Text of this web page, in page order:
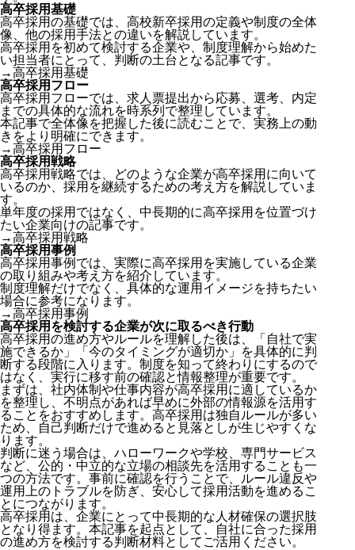
高卒採用基礎
高卒採用の基礎では、高校新卒採用の定義や制度の全体
像、他の採用手法との違いを解説しています。
高卒採用を初めて検討する企業や、制度理解から始めた
い担当者にとって、判断の土台となる記事です。
→高卒採用基礎
高卒採用フロー
高卒採用フローでは、求人票提出から応募、選考、内定
までの具体的な流れを時系列で整理しています。
本記事で全体像を把握した後に読むことで、実務上の動
きをより明確にできます。
→高卒採用フロー
高卒採用戦略
高卒採用戦略では、どのような企業が高卒採用に向いて
いるのか、採用を継続するための考え方を解説していま
す。
単年度の採用ではなく、中長期的に高卒採用を位置づけ
たい企業向けの記事です。
→高卒採用戦略
高卒採用事例
高卒採用事例では、実際に高卒採用を実施している企業
の取り組みや考え方を紹介しています。
制度理解だけでなく、具体的な運用イメージを持ちたい
場合に参考になります。
→高卒採用事例
高卒採用を検討する企業が次に取るべき行動
高卒採用の進め方やルールを理解した後は、「自社で実
施できるか」「今のタイミングが適切か」を具体的に判
断する段階に入ります。制度を知って終わりにするので
はなく、実行に移す前の確認と情報整理が重要です。
まずは、社内体制や仕事内容が高卒採用に適しているか
を整理し、不明点があれば早めに外部の情報源を活用す
ることをおすすめします。高卒採用は独自ルールが多い
ため、自己判断だけで進めると見落としが生じやすくな
ります。
判断に迷う場合は、ハローワークや学校、専門サービス
など、公的・中立的な立場の相談先を活用することも一
つの方法です。事前に確認を行うことで、ルール違反や
運用上のトラブルを防ぎ、安心して採用活動を進めるこ
とにつながります。
高卒採用は、企業にとって中長期的な人材確保の選択肢
となり得ます。本記事を起点として、自社に合った採用
の進め方を検討する判断材料としてご活用ください。